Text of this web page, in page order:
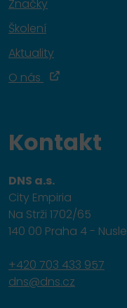
Značky
Školení
Aktuality
O nás
Kontakt
DNS a.s.
City Empiria
Na Strži 1702/65
140 00 Praha 4 - Nusle
+420 703 433 957
dns@dns.cz